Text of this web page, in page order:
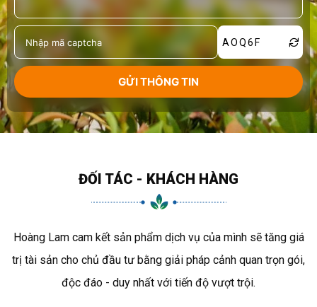
AOQ6F
ĐỐI TÁC - KHÁCH HÀNG
Hoàng Lam cam kết sản phẩm dịch vụ của mình sẽ tăng giá
trị tài sản cho chủ đầu tư bằng giải pháp cảnh quan trọn gói,
độc đáo - duy nhất với tiến độ vượt trội.